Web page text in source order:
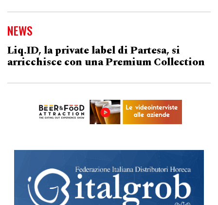
NEWS
Liq.ID, la private label di Partesa, si
arricchisce con una Premium Collection